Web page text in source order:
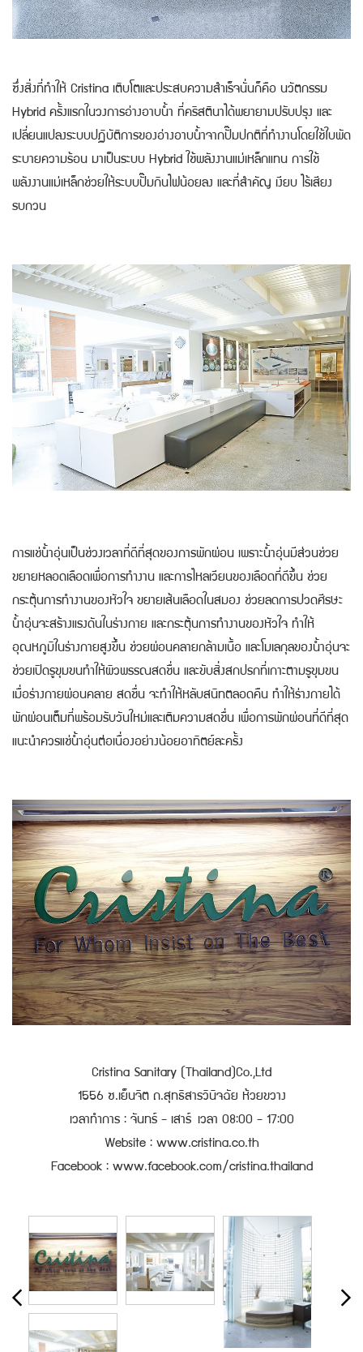
ซึ่งสิ่งที่ทำให้ Cristina เติบโตและประสบความสำเร็จนั่นก็คือ นวัตกรรม
Hybrid ครั้งแรกในวงการอ่างอาบน้ำ ที่คริสตินาได้พยายามปรับปรุง และ
เปลี่ยนแปลงระบบปฏิบัติการของอ่างอาบน้ำจากปั๊มปกติที่ทำงานโดยใช้ใบพัด
ระบายความร้อน มาเป็นระบบ Hybrid ใช้พลังงานแม่เหล็กแทน การใช้
พลังงานแม่เหล็กช่วยให้ระบบปั๊มกินไฟน้อยลง และที่สำคัญ เงียบ ไร้เสียง
รบกวน
การแช่น้ำอุ่นเป็นช่วงเวลาที่ดีที่สุดของการพักผ่อน เพราะน้ำอุ่นมีส่วนช่วย
ขยายหลอดเลือดเพื่อการทำงาน และการไหลเวียนของเลือดที่ดีขึ้น ช่วย
กระตุ้นการทำงานของหัวใจ ขยายเส้นเลือดในสมอง ช่วยลดการปวดศีรษะ
น้ำอุ่นจะสร้างแรงดันในร่างกาย และกระตุ้นการทำงานของหัวใจ ทำให้
อุณหภูมิในร่างกายสูงขึ้น ช่วยผ่อนคลายกล้ามเนื้อ และโมเลกุลของน้ำอุ่นจะ
ช่วยเปิดรูขุมขนทำให้ผิวพรรณสดชื่น และขับสิ่งสกปรกที่เกาะตามรูขุมขน
เมื่อร่างกายผ่อนคลาย สดชื่น จะทำให้หลับสนิทตลอดคืน ทำให้ร่างกายได้
พักผ่อนเต็มที่พร้อมรับวันใหม่และเติมความสดชื่น เพื่อการพักผ่อนที่ดีที่สุด
แนะนำควรแช่น้ำอุ่นต่อเนื่องอย่างน้อยอาทิตย์ละครั้ง
Cristina Sanitary (Thailand)Co.,Ltd
1556 ซ.เย็นจิต ถ.สุทธิสารวินิจฉัย ห้วยขวาง
เวลาทำการ : จันทร์ - เสาร์ เวลา 08:00 - 17:00
Website : www.cristina.co.th
Facebook : www.facebook.com/cristina.thailand